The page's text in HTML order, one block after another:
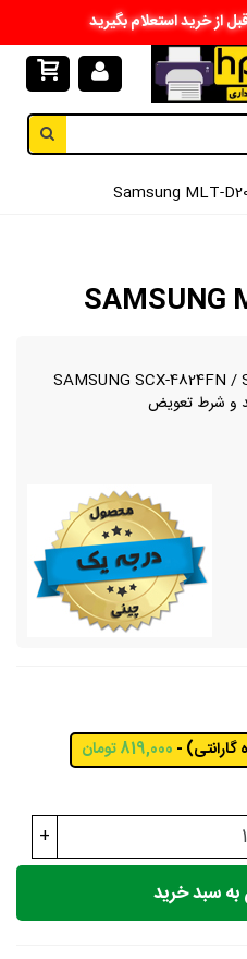
از خرید استعلام بگیرید
SAMSUNG SCX-4824FN /
و شرط تعویض
819,000 تومان
+
به سبد خرید